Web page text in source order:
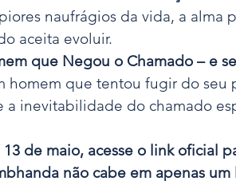
naufrágios da vida, a alma
aceita evoluir.
que Negou o Chamado – e
homem que tentou fugir do seu
a inevitabilidade do chamado
de maio, acesse o link oficial
não cabe em apenas um